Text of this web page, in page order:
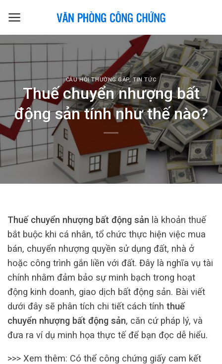
CÂU HỎI THƯỜNG GẶP,TIN TỨC
Thuế chuyển nhượng bất
động sản tính như thế nào?
Thuế chuyển nhượng bất động sản là khoản thuế
bắt buộc khi cá nhân, tổ chức thực hiện việc mua
bán, chuyển nhượng quyền sử dụng đất, nhà ở
hoặc công trình gắn liền với đất. Đây là nghĩa vụ tài
chính nhằm đảm bảo sự minh bạch trong hoạt
động kinh doanh, giao dịch bất động sản. Bài viết
dưới đây sẽ phân tích chi tiết cách tính thuế
chuyển nhượng bất động sản, căn cứ pháp lý, và
đưa ra ví dụ minh họa thực tế để bạn đọc dễ hiểu.
>>> Xem thêm: Có thể công chứng giấy cam kết